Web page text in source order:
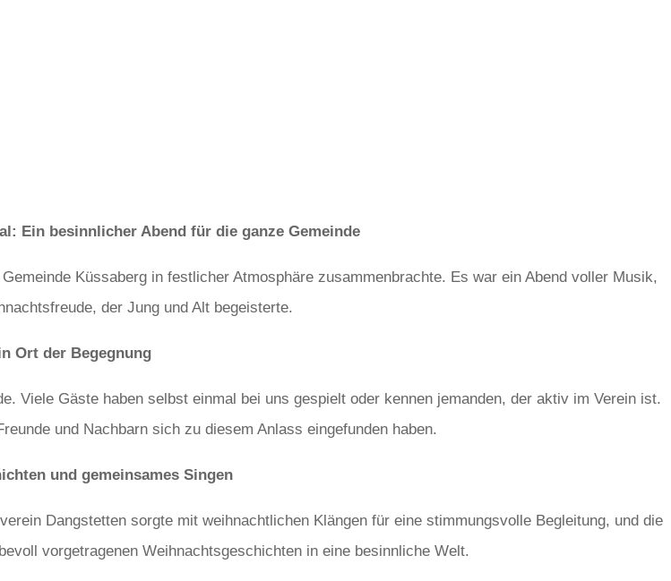
Ein besinnlicher Abend für die ganze Gemeinde
Küssaberg in festlicher Atmosphäre zusammenbrachte. Es war ein Abend voller Musik,
der Jung und Alt begeisterte.
Ort der Begegnung
Viele Gäste haben selbst einmal bei uns gespielt oder kennen jemanden, der aktiv im Verein ist.
und Nachbarn sich zu diesem Anlass eingefunden haben.
und gemeinsames Singen
Dangstetten sorgte mit weihnachtlichen Klängen für eine stimmungsvolle Begleitung, und die
vorgetragenen Weihnachtsgeschichten in eine besinnliche Welt.